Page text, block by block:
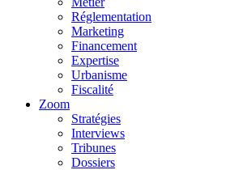
Réglementation
Marketing
Financement
Expertise
Urbanisme
Fiscalité
Zoom
Stratégies
Interviews
Tribunes
Dossiers